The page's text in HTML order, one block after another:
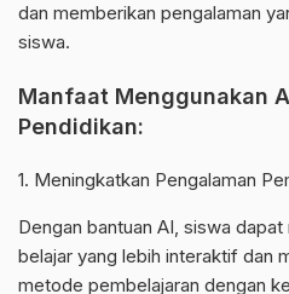
dan memberikan pengalaman
siswa.
Manfaat Menggunakan
Pendidikan:
1. Meningkatkan Pengalaman
Dengan bantuan AI, siswa
belajar yang lebih interaktif dan
metode pembelajaran dengan